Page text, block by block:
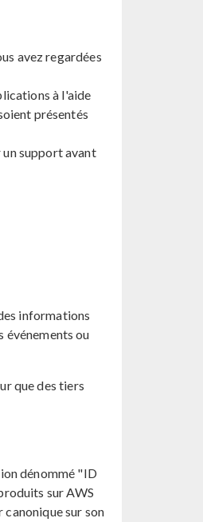
avez regardées
à l'aide
présentés
un support avant
informations
événements ou
que des tiers
dénommé "ID
sur AWS
sur son